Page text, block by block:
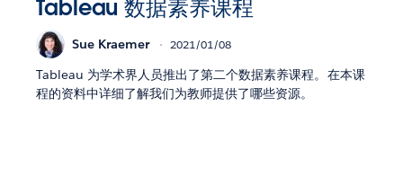
Tableau 数据素养课程
Sue Kraemer 2021/01/08
Tableau 为学术界人员推出了第二个数据素养课程。在本课
程的资料中详细了解我们为教师提供了哪些资源。